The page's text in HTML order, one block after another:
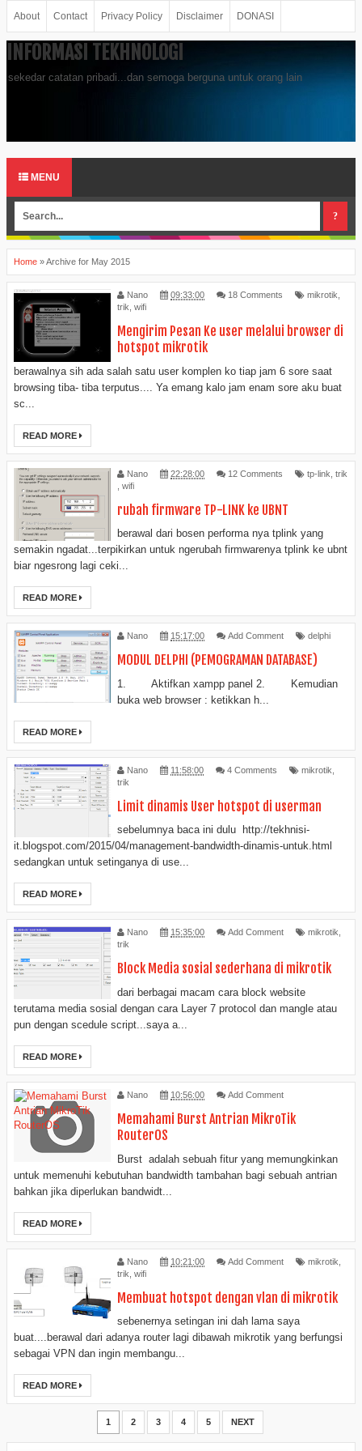
About Contact Privacy Policy Disclaimer DONASI
INFORMASI TEKHNOLOGI
sekedar catatan pribadi...dan semoga berguna untuk orang lain
MENU
Home »Archive for May 2015
Nano 09:33:00 18 Comments mikrotik
trik wifi
Mengirim Pesan Ke user melalui browser di
hotspot mikrotik
berawalnya sih ada salah satu user komplen ko tiap jam 6 sore saat
browsing tiba- tiba terputus.... Ya emang kalo jam enam sore aku buat
sc...
READ MORE
Nano 22:28:00 12 Comments tp-link trik
wifi
rubah firmware TP-LINK ke UBNT
berawal dari bosen performa nya tplink yang
semakin ngadat...terpikirkan untuk ngerubah firmwarenya tplink ke ubnt
biar ngesrong lagi ceki...
READ MORE
Nano 15:17:00 Add Comment delphi
MODUL DELPHI (PEMOGRAMAN DATABASE)
1. Aktifkan xampp panel 2. Kemudian
buka web browser : ketikkan h...
READ MORE
Nano 11:58:00 4 Comments mikrotik
trik
Limit dinamis User hotspot di userman
sebelumnya baca ini dulu http://tekhnisi-
it.blogspot.com/2015/04/management-bandwidth-dinamis-untuk.html
sedangkan untuk setinganya di use...
READ MORE
Nano 15:35:00 Add Comment mikrotik
trik
Block Media sosial sederhana di mikrotik
dari berbagai macam cara block website
terutama media sosial dengan cara Layer 7 protocol dan mangle atau
pun dengan scedule script...saya a...
READ MORE
Nano 10:56:00 Add Comment
Memahami Burst Antrian MikroTik
RouterOS
Burst adalah sebuah fitur yang memungkinkan
untuk memenuhi kebutuhan bandwidth tambahan bagi sebuah antrian
bahkan jika diperlukan bandwidt...
READ MORE
Nano 10:21:00 Add Comment mikrotik
trik wifi
Membuat hotspot dengan vlan di mikrotik
sebenernya setingan ini dah lama saya
buat....berawal dari adanya router lagi dibawah mikrotik yang berfungsi
sebagai VPN dan ingin membangu...
READ MORE
1 2 3 4 5 NEXT